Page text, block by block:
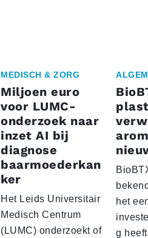
MEDISCH & ZORG
Miljoen euro
voor LUMC-
onderzoek naar
inzet AI bij
diagnose
baarmoederkan
ker
Het Leids Universitair
Medisch Centrum
(LUMC) onderzoekt of
het
g